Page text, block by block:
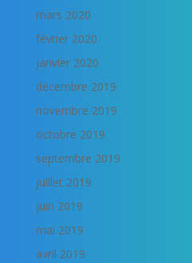
mars 2020
février 2020
janvier 2020
décembre 2019
novembre 2019
octobre 2019
septembre 2019
juillet 2019
juin 2019
mai 2019
avril 2019